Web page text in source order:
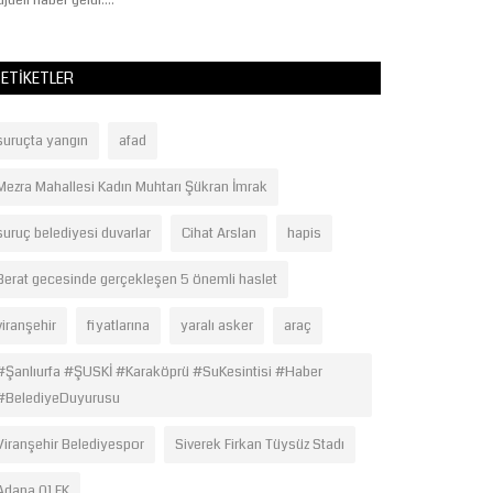
ETIKETLER
yangın afad
Mahallesi Kadın Muhtarı Şükran İmrak
belediyesi duvarlar Cihat Arslan hapis
gecesinde gerçekleşen 5 önemli haslet
fiyatlarına yaralı asker araç
#ŞUSKİ #Karaköprü #SuKesintisi #Haber
Belediyespor Siverek Firkan Tüysüz Stadı